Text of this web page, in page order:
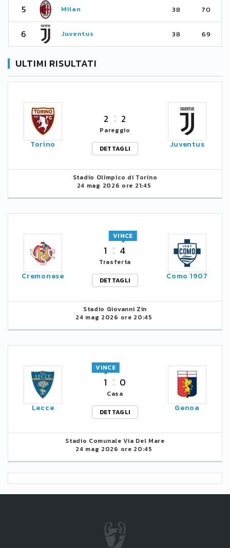
5 Milan 38 70
6 Juventus 38 69
ULTIMI RISULTATI
Torino
2 2
Pareggio
DETTAGLI
Juventus
Stadio Olimpico di Torino
24 mag 2026 ore 21:45
Cremonese
1 4
VINCE
Trasferta
DETTAGLI
Como 1907
Stadio Giovanni Zin
24 mag 2026 ore 20:45
Lecce
1
VINCE
0
Casa
DETTAGLI
Genoa
Stadio Comunale Via Del Mare
24 mag 2026 ore 20:45